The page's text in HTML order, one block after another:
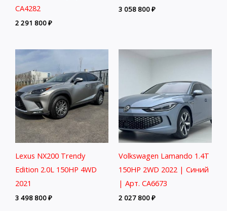
CA4282
2 291 800₽
3 058 800₽
Lexus NX200 Trendy
Edition 2.0L 150HP 4WD
2021
3 498 800₽
Volkswagen Lamando 1.4T
150HP 2WD 2022 | Синий
| Арт. CA6673
2 027 800₽